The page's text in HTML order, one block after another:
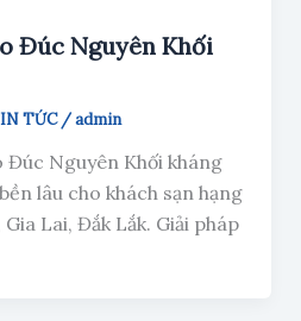
Đúc Nguyên Khối
TỨC/admin
Đúc Nguyên Khối kháng
lâu cho khách sạn hạng
Lai, Đắk Lắk. Giải pháp